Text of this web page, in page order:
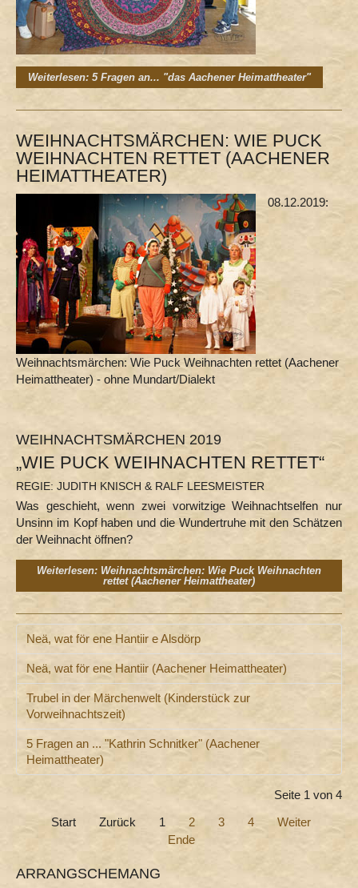
Weiterlesen: 5 Fragen an... "das Aachener Heimattheater"
WEIHNACHTSMÄRCHEN: WIE PUCK
WEIHNACHTEN RETTET (AACHENER
HEIMATTHEATER)
08.12.2019:
Weihnachtsmärchen: Wie Puck Weihnachten rettet (Aachener
Heimattheater) - ohne Mundart/Dialekt
WEIHNACHTSMÄRCHEN 2019
„WIE PUCK WEIHNACHTEN RETTET“
REGIE: JUDITH KNISCH & RALF LEESMEISTER
Was geschieht, wenn zwei vorwitzige Weihnachtselfen nur
Unsinn im Kopf haben und die Wundertruhe mit den Schätzen
der Weihnacht öffnen?
Weiterlesen: Weihnachtsmärchen: Wie Puck Weihnachten
rettet (Aachener Heimattheater)
Neä, wat för ene Hantiir e Alsdörp
Neä, wat för ene Hantiir (Aachener Heimattheater)
Trubel in der Märchenwelt (Kinderstück zur
Vorweihnachtszeit)
5 Fragen an ... "Kathrin Schnitker" (Aachener
Heimattheater)
Seite 1 von 4
Start
Zurück 1 2 3 4
Weiter
Ende
ARRANGSCHEMANG